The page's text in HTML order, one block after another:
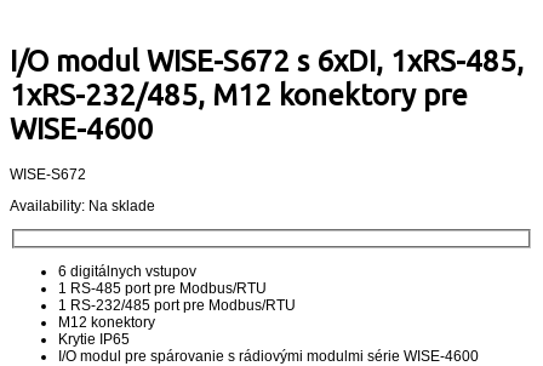
I/O modul WISE-S672 s 6xDI, 1xRS-485,
1xRS-232/485, M12 konektory pre
WISE-4600
WISE-S672
Availability: Na sklade
6 digitálnych vstupov
1 RS-485 port pre Modbus/RTU
1 RS-232/485 port pre Modbus/RTU
M12 konektory
Krytie IP65
I/O modul pre spárovanie s rádiovými modulmi série WISE-4600